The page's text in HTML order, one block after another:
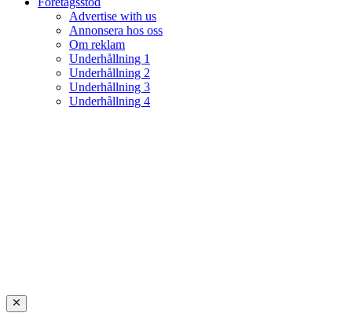
Advertise with us
Annonsera hos oss
Om reklam
Underhållning 1
Underhållning 2
Underhållning 3
Underhållning 4